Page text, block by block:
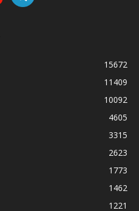
15672
11409
10092
4605
3315
2623
1773
1462
1221